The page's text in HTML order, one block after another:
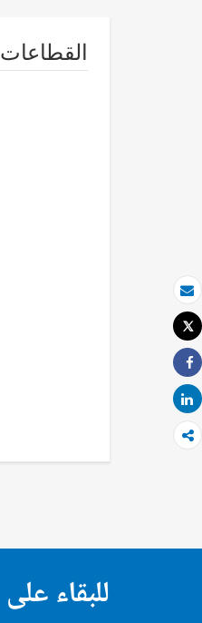
بريد الكتروني
طباعة
Tweet
Share
Share
القطاعات
للبقاء